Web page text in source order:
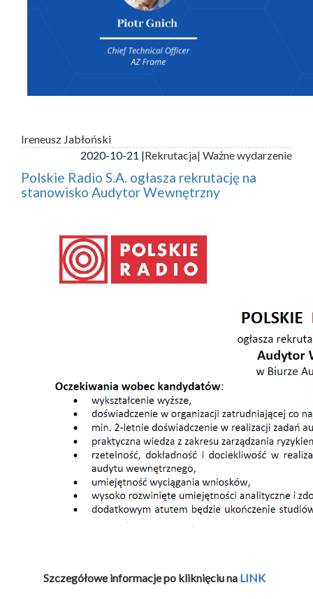
Ireneusz Jabłoński
2020-10-21 |Rekrutacja| Ważne wydarzenie
Polskie Radio S.A. ogłasza rekrutację na
stanowisko Audytor Wewnętrzny
Szczegółowe informacje po kliknięciu na LINK